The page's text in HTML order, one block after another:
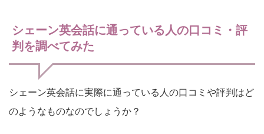
シェーン英会話に通っている人の口コミ・評
判を調べてみた
シェーン英会話に実際に通っている人の口コミや評判はど
のようなものなのでしょうか？